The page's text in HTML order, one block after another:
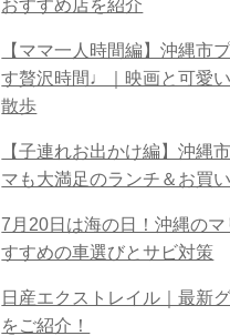
おすすめ店を紹介
【ママ一人時間編】沖縄市
す贅沢時間♩｜映画と可愛
散歩
【子連れお出かけ編】沖縄
マも大満足のランチ＆お買
7月20日は海の日！沖縄の
すすめの車選びとサビ対策
日産エクストレイル｜最新
をご紹介！